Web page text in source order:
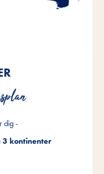
dig -
3 kontinenter
dig -
3 kontinenter
dig -
3 kontinenter